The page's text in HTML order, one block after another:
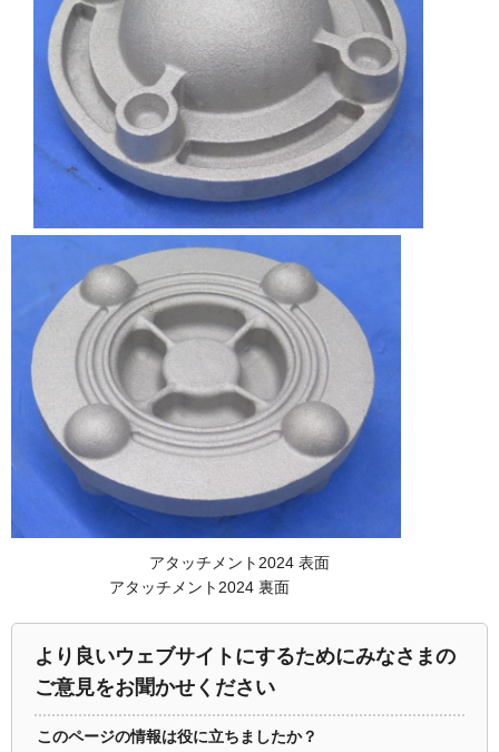
アタッチメント2024 表面
アタッチメント2024 裏面
より良いウェブサイトにするためにみなさまの
ご意見をお聞かせください
このページの情報は役に立ちましたか？